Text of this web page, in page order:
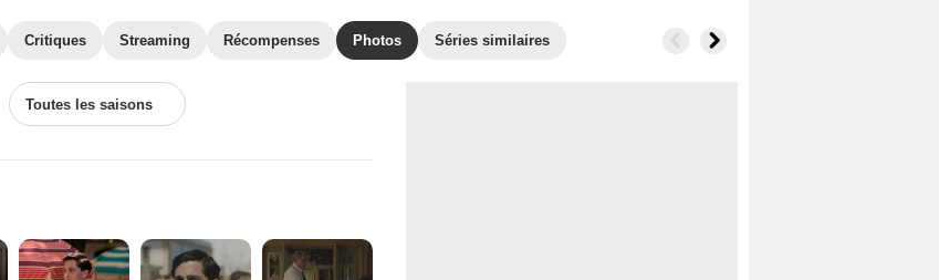
Critiques Streaming Récompenses Photos Séries similaires
Toutes les saisons